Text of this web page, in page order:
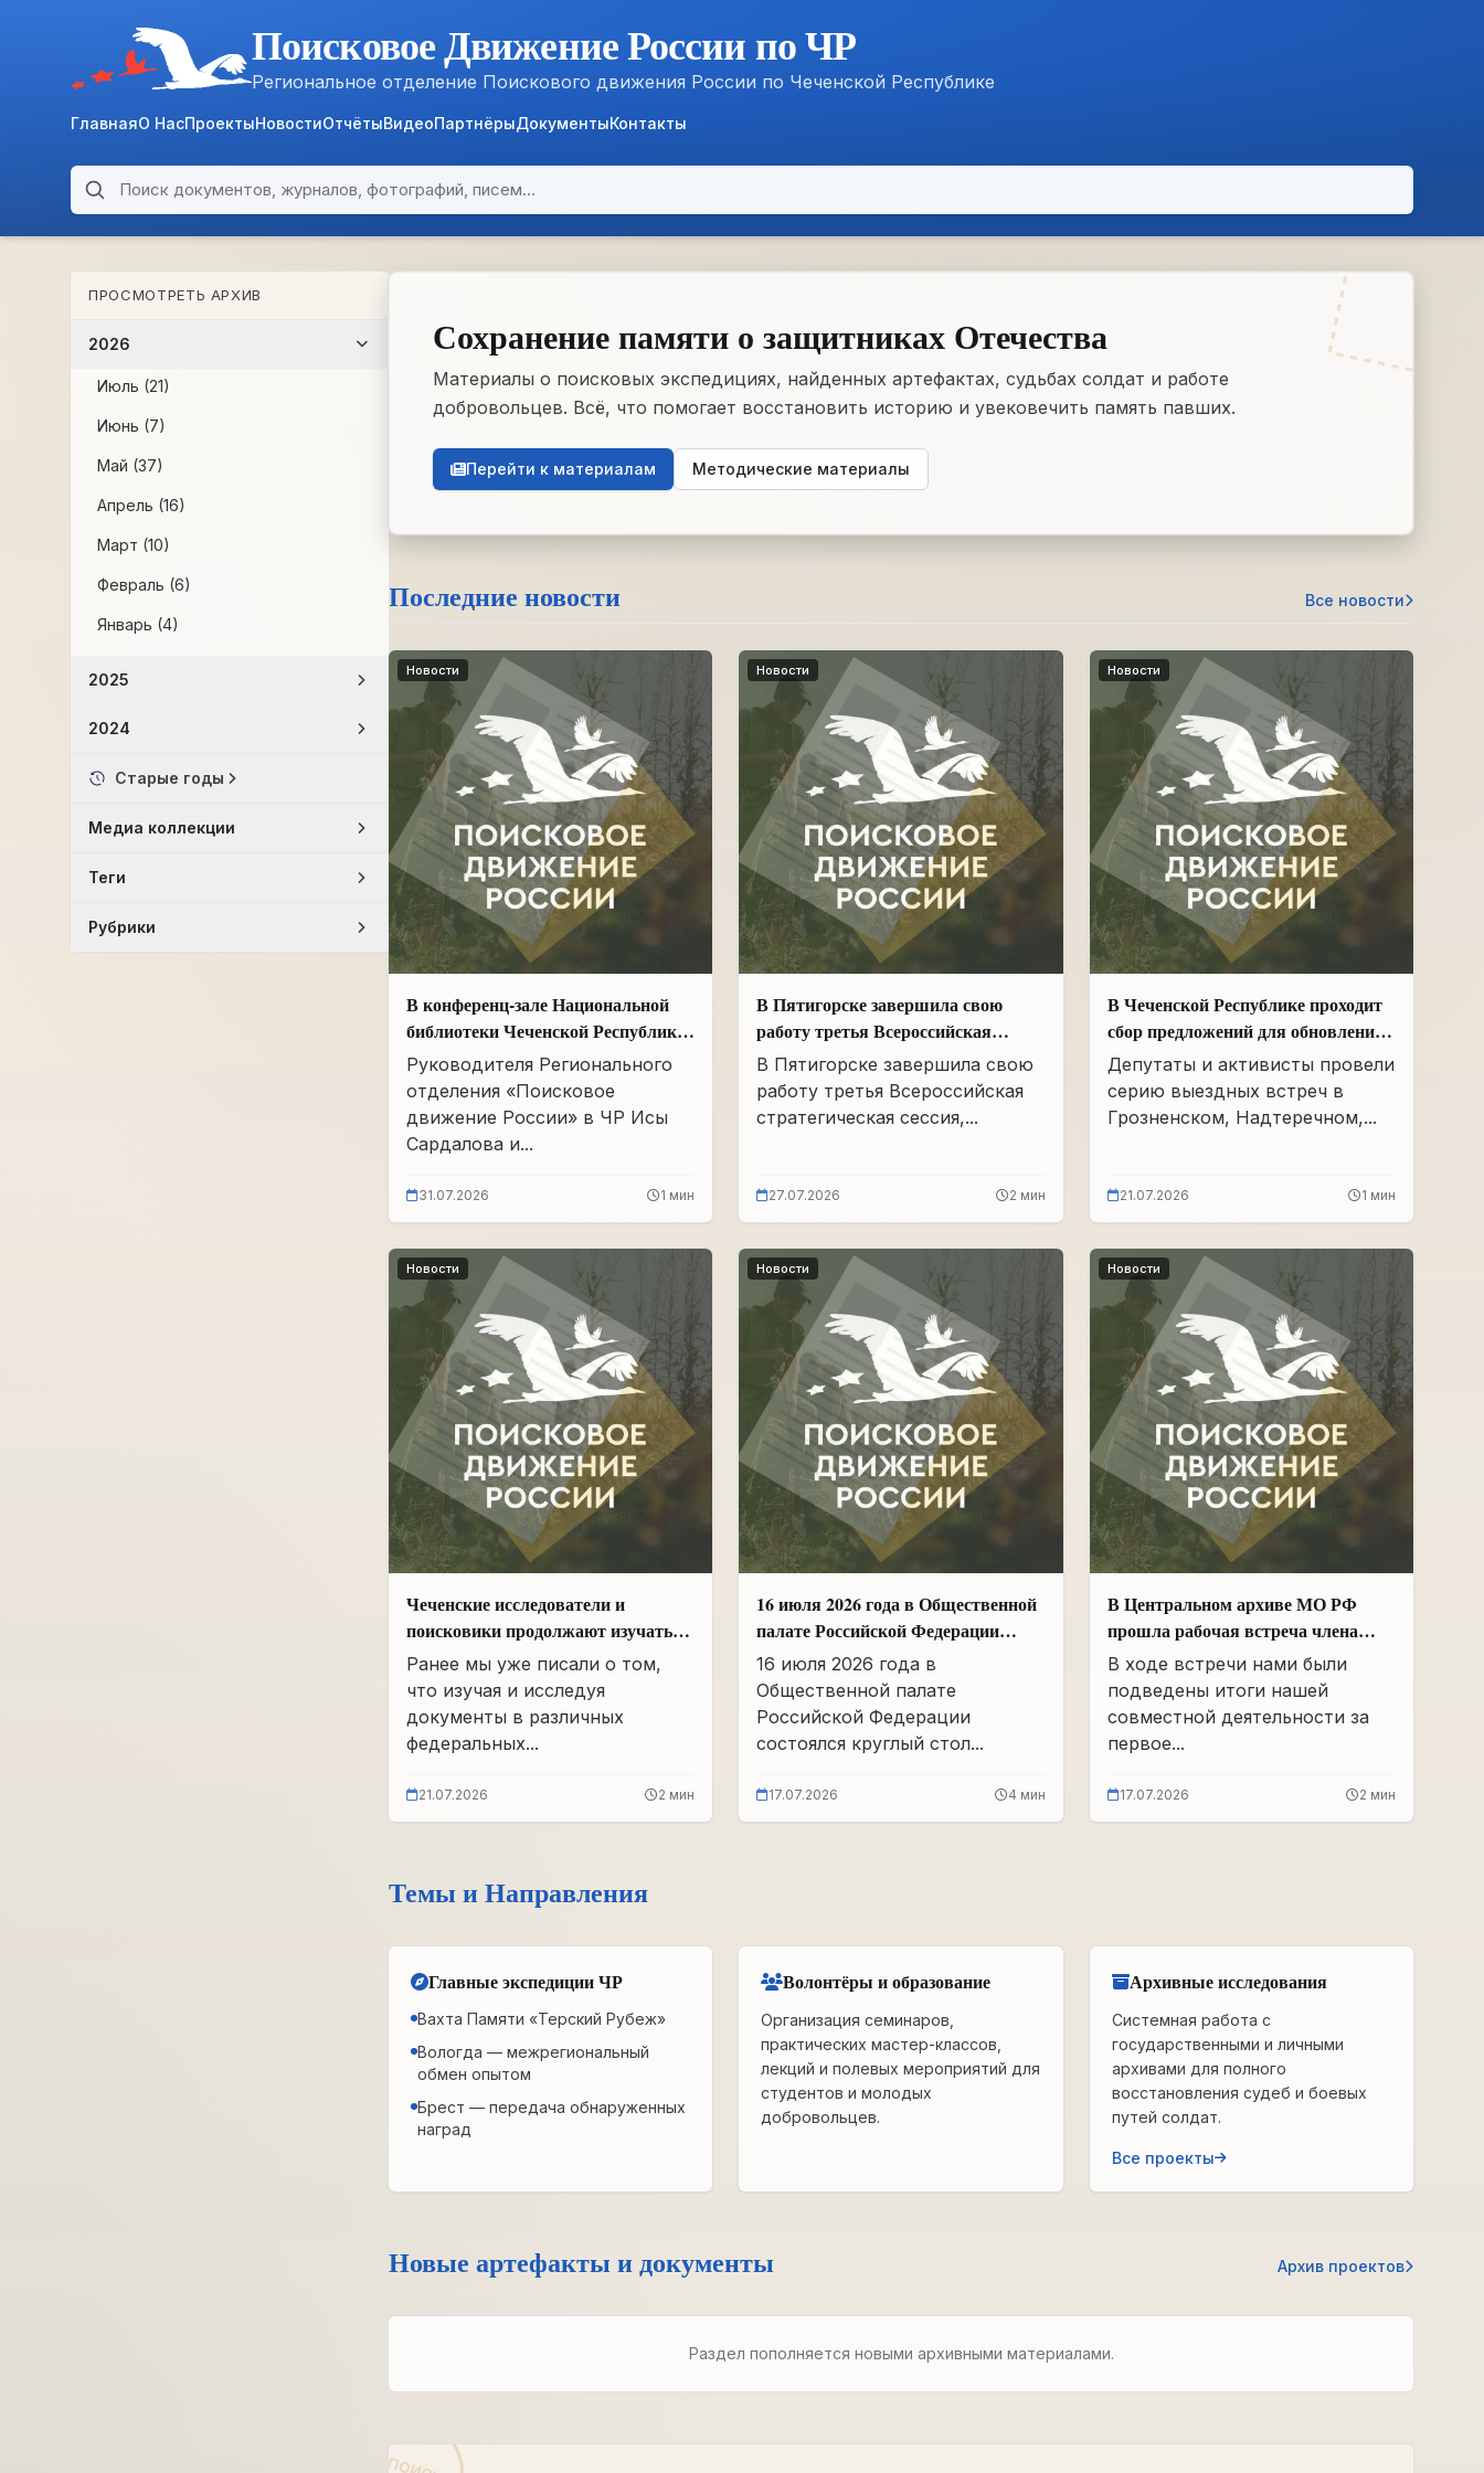
ARCHIVE
WWII • 1939–1945
Поисковое Движение России по ЧР
Региональное отделение Поискового движения России по Чеченской Республике
ГлавнаяО НасПроектыНовостиОтчётыВидеоПартнёрыДокументыКонтакты
Поиск по архиву
ПРОСМОТРЕТЬ АРХИВ
2026
Июль (21)
Июнь (7)
Май (37)
Апрель (16)
Март (10)
Февраль (6)
Январь (4)
2025
2024
Старые годы
Медиа коллекции
Теги
Рубрики
Сохранение памяти о защитниках Отечества
Материалы о поисковых экспедициях, найденных артефактах, судьбах солдат и работе
добровольцев. Всё, что помогает восстановить историю и увековечить память павших.
Перейти к материалам Методические материалы
Последние новости Все новости
Новости
В конференц-зале Национальной
библиотеки Чеченской Республики
им. А.А. Айдамирова прошло
заседание
Руководителя Регионального
отделения «Поисковое
движение России» в ЧР Исы
Сардалова и...
31.07.2026 1 мин
Новости
В Пятигорске завершила свою
работу третья Всероссийская
стратегическая сессия
В Пятигорске завершила свою
работу третья Всероссийская
стратегическая сессия,...
27.07.2026 2 мин
Новости
В Чеченской Республике проходит
сбор предложений для обновления
Народной программы в сфере АПК
Депутаты и активисты провели
серию выездных встреч в
Грозненском, Надтеречном,...
21.07.2026 1 мин
Новости
Чеченские исследователи и
поисковики продолжают изучать
фонды бывшего партархива СССР
Ранее мы уже писали о том,
что изучая и исследуя
документы в различных
федеральных...
21.07.2026 2 мин
Новости
16 июля 2026 года в Общественной
палате Российской Федерации
состоялся круглый стол
«Сохранение памяти о Героях
подвига самопожертвования и
воспитание...
16 июля 2026 года в
Общественной палате
Российской Федерации
состоялся круглый стол...
17.07.2026 4 мин
Новости
В Центральном архиве МО РФ
прошла рабочая встреча члена
Общественной палаты РФ и ЧР –
Руководителя Регионального
отделения «Поисковое движение
России» в ЧР Иса Сардалов с
Дмитриевичем Панковым
В ходе встречи нами были
подведены итоги нашей
совместной деятельности за
первое...
17.07.2026 2 мин
Темы и Направления
Главные экспедиции ЧР
Вахта Памяти «Терский Рубеж»
Вологда — межрегиональный
обмен опытом
Брест — передача обнаруженных
наград
Волонтёры и образование
Организация семинаров,
практических мастер-классов,
лекций и полевых мероприятий для
студентов и молодых
добровольцев.
Архивные исследования
Системная работа с
государственными и личными
архивами для полного
восстановления судеб и боевых
путей солдат.
Все проекты
Новые артефакты и документы Архив проектов
Раздел пополняется новыми архивными материалами.